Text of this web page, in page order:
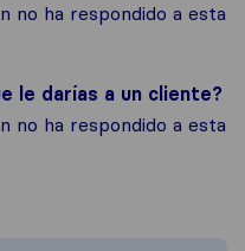
no ha respondido a esta
le darías a un cliente?
no ha respondido a esta